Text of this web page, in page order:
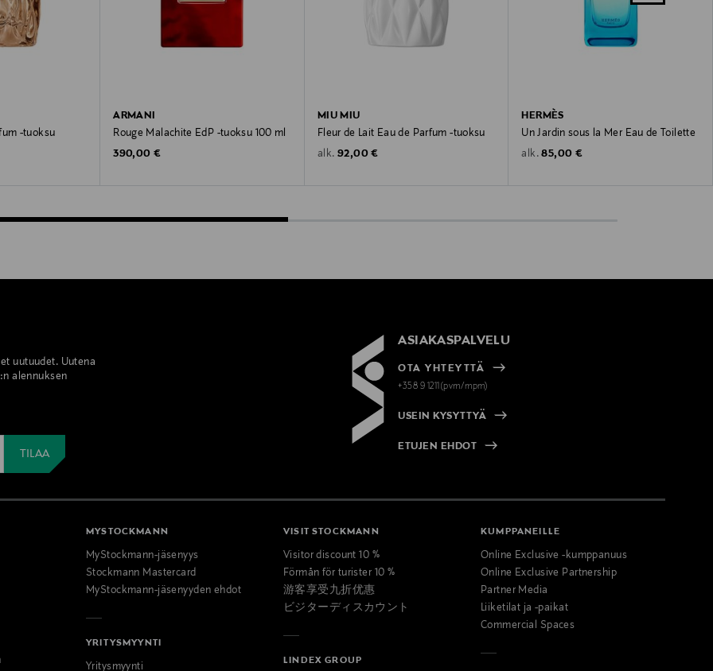
-tuoksu
ARMANI
Rouge Malachite EdP -tuoksu 100 ml
Original Price
390,00 €
MIU MIU
Fleur de Lait Eau de Parfum -tuoksu
alk. Original Price
92,00 €
HERMÈS
Un Jardin sous la Mer Eau de Toilette
alk. Original Price
85,00 €
uutuudet. Uutena
alennuksen
ASIAKASPALVELU
OTA YHTEYTTÄ
+358 9 1211(pvm/mpm)
USEIN KYSYTTYÄ
ETUJEN EHDOT
MYSTOCKMANN
MyStockmann-jäsenyys
Stockmann Mastercard
MyStockmann-jäsenyyden ehdot
YRITYSMYYNTI
Yritysmyynti
VISIT STOCKMANN
Visitor discount 10 %
Förmån för turister 10 %
游客享受九折优惠
ビジターディスカウント
LINDEX GROUP
KUMPPANEILLE
Online Exclusive -kumppanuus
Online Exclusive Partnership
Partner Media
Liiketilat ja -paikat
Commercial Spaces